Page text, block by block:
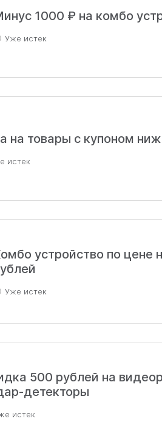
1000 ₽ на комбо
Уже истек
на товары с купоном
истек
устройство по цене
Уже истек
500 рублей на
детекторы
истек